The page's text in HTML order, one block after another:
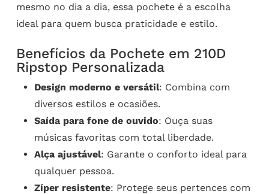
mesmo no dia a dia, essa pochete é a escolha
ideal para quem busca praticidade e estilo.
Benefícios da Pochete em 210D
Ripstop Personalizada
Design moderno e versátil: Combina com
diversos estilos e ocasiões.
Saída para fone de ouvido: Ouça suas
músicas favoritas com total liberdade.
Alça ajustável: Garante o conforto ideal para
qualquer pessoa.
Zíper resistente: Protege seus pertences com